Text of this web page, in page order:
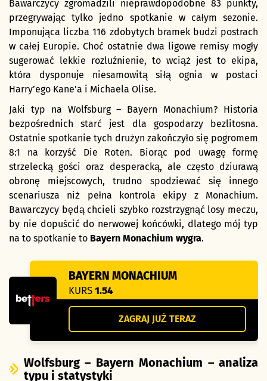
Bawarczycy zgromadzili nieprawdopodobne 83 punkty,
przegrywając tylko jedno spotkanie w całym sezonie.
Imponująca liczba 116 zdobytych bramek budzi postrach
w całej Europie. Choć ostatnie dwa ligowe remisy mogły
sugerować lekkie rozluźnienie, to wciąż jest to ekipa,
która dysponuje niesamowitą siłą ognia w postaci
Harry’ego Kane’a i Michaela Olise.
Jaki typ na Wolfsburg – Bayern Monachium? Historia
bezpośrednich starć jest dla gospodarzy bezlitosna.
Ostatnie spotkanie tych drużyn zakończyło się pogromem
8:1 na korzyść Die Roten. Biorąc pod uwagę formę
strzelecką gości oraz desperacką, ale często dziurawą
obronę miejscowych, trudno spodziewać się innego
scenariusza niż pełna kontrola ekipy z Monachium.
Bawarczycy będą chcieli szybko rozstrzygnąć losy meczu,
by nie dopuścić do nerwowej końcówki, dlatego mój typ
na to spotkanie to Bayern Monachium wygra.
BAYERN MONACHIUM
KURS 1.54
ZAGRAJ JUŻ TERAZ
Wolfsburg – Bayern Monachium – analiza
typu i statystyki